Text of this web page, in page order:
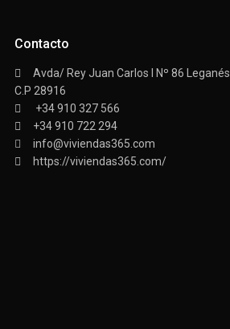
Contacto
Avda/ Rey Juan Carlos I Nº 86 Leganés
C.P 28916
+34 910 327 566
+34 910 722 294
info@viviendas365.com
https://viviendas365.com/